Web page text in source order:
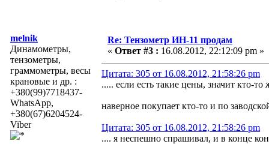
melnik
Динамометры,
тензометры,
граммометры, весы
крановые и др. :
+380(99)7718437-
WhatsApp,
+380(67)6204524-
Viber
Re: Тензометр ИН-11 продам
« Ответ #3 : 16.08.2012, 22:12:09 pm »
Цитата: 305 от 16.08.2012, 21:58:26 pm
..... если есть такие цены, значит кто-
наверное покупает кто-то и по
Цитата: 305 от 16.08.2012, 21:58:26 pm
.... я неспешно спрашивал, и в конце